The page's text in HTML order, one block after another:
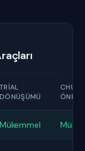
TRIAL
DÖNÜŞÜMÜ
CHURN
Mükemmel